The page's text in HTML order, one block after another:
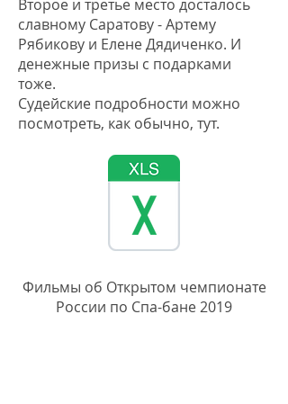
Второе и третье место досталось
славному Саратову - Артему
Рябикову и Елене Дядиченко. И
денежные призы с подарками
тоже.
Судейские подробности можно
посмотреть, как обычно, тут.
Фильмы об Открытом чемпионате
России по Спа-бане 2019